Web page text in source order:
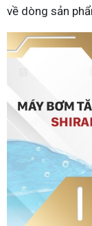
về dòng sản